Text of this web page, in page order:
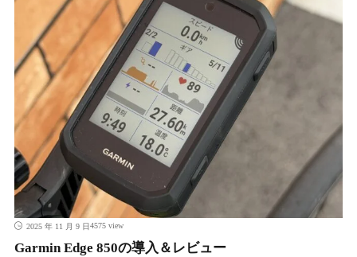
2025 年 11 月 9 日4575 view
Garmin Edge 850の導入＆レビュー